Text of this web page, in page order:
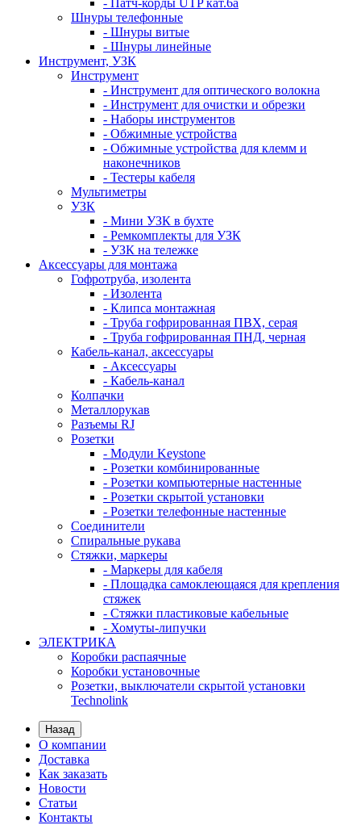
- Патч-корды UTP кат.6а
Шнуры телефонные
- Шнуры витые
- Шнуры линейные
Инструмент, УЗК
Инструмент
- Инструмент для оптического волокна
- Инструмент для очистки и обрезки
- Наборы инструментов
- Обжимные устройства
- Обжимные устройства для клемм и
наконечников
- Тестеры кабеля
Мультиметры
УЗК
- Мини УЗК в бухте
- Ремкомплекты для УЗК
- УЗК на тележке
Аксессуары для монтажа
Гофротруба, изолента
- Изолента
- Клипса монтажная
- Труба гофрированная ПВХ, серая
- Труба гофрированная ПНД, черная
Кабель-канал, аксессуары
- Аксессуары
- Кабель-канал
Колпачки
Металлорукав
Разъемы RJ
Розетки
- Модули Keystone
- Розетки комбинированные
- Розетки компьютерные настенные
- Розетки скрытой установки
- Розетки телефонные настенные
Соединители
Спиральные рукава
Стяжки, маркеры
- Маркеры для кабеля
- Площадка самоклеющаяся для крепления
стяжек
- Стяжки пластиковые кабельные
- Хомуты-липучки
ЭЛЕКТРИКА
Коробки распаячные
Коробки установочные
Розетки, выключатели скрытой установки
Technolink
Назад
О компании
Доставка
Как заказать
Новости
Статьи
Контакты